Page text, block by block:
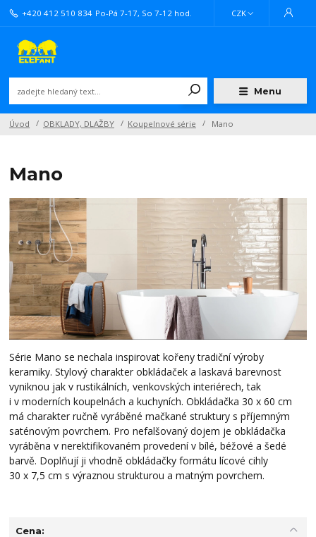
Menu
CZK
+420 412 510 834 Po-Pá 7-17, So 7-12 hod.
Úvod OBKLADY, DLAŽBY Koupelnové série Mano
Mano
Série Mano se nechala inspirovat kořeny tradiční výroby
keramiky. Stylový charakter obkládaček a laskavá barevnost
vyniknou jak v rustikálních, venkovských interiérech, tak
i v moderních koupelnách a kuchyních. Obkládačka 30 x 60 cm
má charakter ručně vyráběné mačkané struktury s příjemným
saténovým povrchem. Pro nefalšovaný dojem je obkládačka
vyráběna v nerektifikovaném provedení v bílé, béžové a šedé
barvě. Doplňují ji vhodně obkládačky formátu lícové cihly
30 x 7,5 cm s výraznou strukturou a matným povrchem.
Cena: